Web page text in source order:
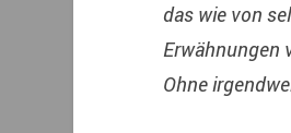
das wie von
Erwähnungen
Ohne